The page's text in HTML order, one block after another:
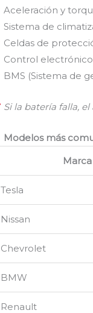
Aceleración y
Sistema de
Celdas de
Control
BMS (Sistema de
Si la batería falla,
Modelos más
Marca
Tesla
Nissan
Chevrolet
BMW
Renault